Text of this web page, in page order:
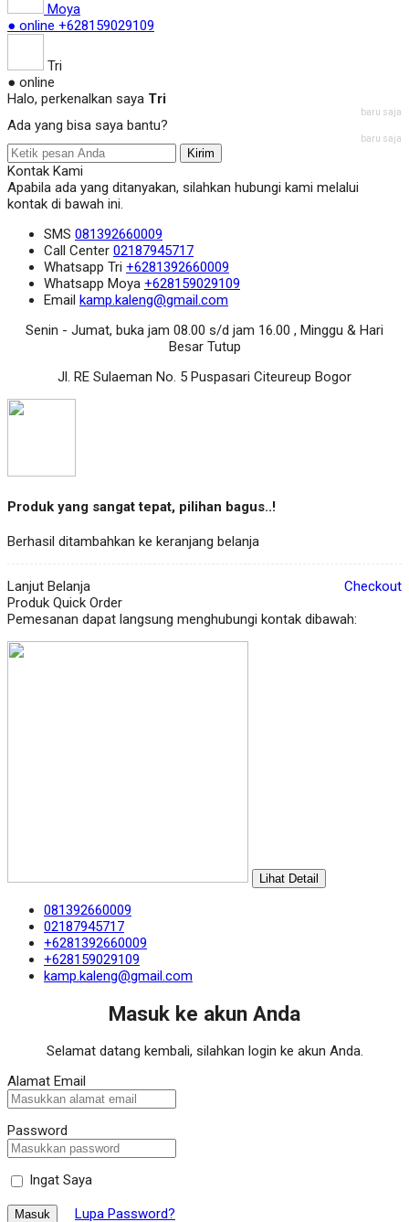
Moya
● online +628159029109
Tri
● online
Halo, perkenalkan saya Tri
baru saja
Ada yang bisa saya bantu?
baru saja
Kirim
Kontak Kami
Apabila ada yang ditanyakan, silahkan hubungi kami melalui
kontak di bawah ini.
SMS 081392660009
Call Center 02187945717
Whatsapp Tri +6281392660009
Whatsapp Moya +628159029109
Email kamp.kaleng@gmail.com
Senin - Jumat, buka jam 08.00 s/d jam 16.00 , Minggu & Hari
Besar Tutup
Jl. RE Sulaeman No. 5 Puspasari Citeureup Bogor
Produk yang sangat tepat, pilihan bagus..!
Berhasil ditambahkan ke keranjang belanja
Lanjut Belanja
Checkout
Produk Quick Order
Pemesanan dapat langsung menghubungi kontak dibawah:
Lihat Detail
081392660009
02187945717
+6281392660009
+628159029109
kamp.kaleng@gmail.com
Masuk ke akun Anda
Selamat datang kembali, silahkan login ke akun Anda.
Alamat Email
Password
Ingat Saya
Masuk Lupa Password?